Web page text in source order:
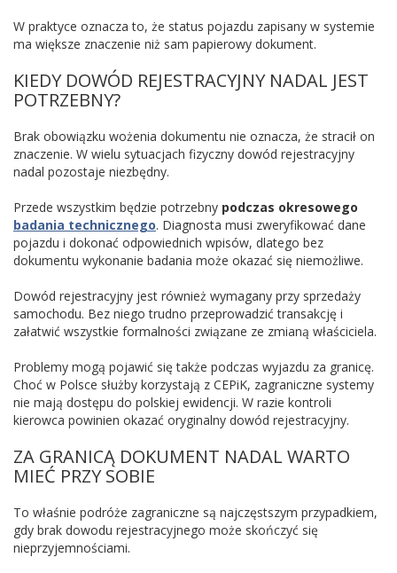
W praktyce oznacza to, że status pojazdu zapisany w systemie
ma większe znaczenie niż sam papierowy dokument.
KIEDY DOWÓD REJESTRACYJNY NADAL JEST
POTRZEBNY?
Brak obowiązku wożenia dokumentu nie oznacza, że stracił on
znaczenie. W wielu sytuacjach fizyczny dowód rejestracyjny
nadal pozostaje niezbędny.
Przede wszystkim będzie potrzebny podczas okresowego
badania technicznego. Diagnosta musi zweryfikować dane
pojazdu i dokonać odpowiednich wpisów, dlatego bez
dokumentu wykonanie badania może okazać się niemożliwe.
Dowód rejestracyjny jest również wymagany przy sprzedaży
samochodu. Bez niego trudno przeprowadzić transakcję i
załatwić wszystkie formalności związane ze zmianą właściciela.
Problemy mogą pojawić się także podczas wyjazdu za granicę.
Choć w Polsce służby korzystają z CEPiK, zagraniczne systemy
nie mają dostępu do polskiej ewidencji. W razie kontroli
kierowca powinien okazać oryginalny dowód rejestracyjny.
ZA GRANICĄ DOKUMENT NADAL WARTO
MIEĆ PRZY SOBIE
To właśnie podróże zagraniczne są najczęstszym przypadkiem,
gdy brak dowodu rejestracyjnego może skończyć się
nieprzyjemnościami.